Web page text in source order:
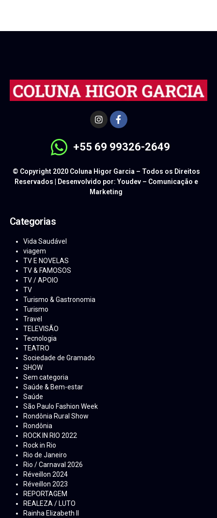
+55 69 99326-2649
© Copyright 2020 Coluna Higor Garcia – Todos os Direitos
Reservados | Desenvolvido por: Youdev – Comunicação e
Marketing
Categorias
Vida Saudável
viagem
TV E NOVELAS
TV & FAMOSOS
TV / APOIO
TV
Turismo & Gastronomia
Turismo
Travel
TELEVISÃO
Tecnologia
TEATRO
Sociedade de Gramado
SHOW
Sem categoria
Saúde & Bem-estar
Saúde
São Paulo Fashion Week
Rondônia Rural Show
Rondônia
ROCK IN RIO 2022
Rock in Rio
Rio de Janeiro
Rio / Carnaval 2026
Réveillon 2024
Réveillon 2023
REPORTAGEM
REALEZA / LUTO
Rainha Elizabeth ll